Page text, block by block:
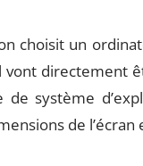
choisit un
directement
système
de